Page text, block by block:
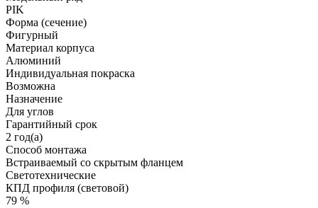
PIK
Форма (сечение)
Фигурный
Материал корпуса
Алюминий
Индивидуальная покраска
Возможна
Назначение
Для углов
Гарантийный срок
2 год(а)
Способ монтажа
Встраиваемый со скрытым фланцем
Светотехнические
КПД профиля (cветовой)
79 %